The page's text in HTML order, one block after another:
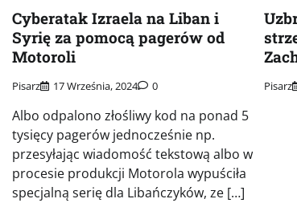
Cyberatak Izraela na Liban i
Syrię za pomocą pagerów od
Motoroli
Pisarz 17 Września, 2024 0
Albo odpalono złośliwy kod na ponad 5
tysięcy pagerów jednocześnie np.
przesyłając wiadomość tekstową albo w
procesie produkcji Motorola wypuściła
specjalną serię dla Libańczyków, ze […]
Pisarz